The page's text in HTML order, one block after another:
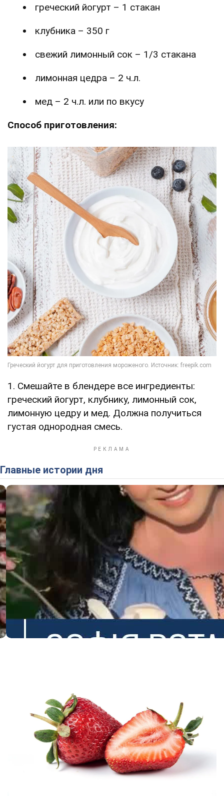
греческий йогурт – 1 стакан
клубника – 350 г
свежий лимонный сок – 1/3 стакана
лимонная цедра – 2 ч.л.
мед – 2 ч.л. или по вкусу
Способ приготовления:
1. Смешайте в блендере все ингредиенты:
греческий йогурт, клубнику, лимонный сок,
лимонную цедру и мед. Должна получиться
густая однородная смесь.
Главные истории дня